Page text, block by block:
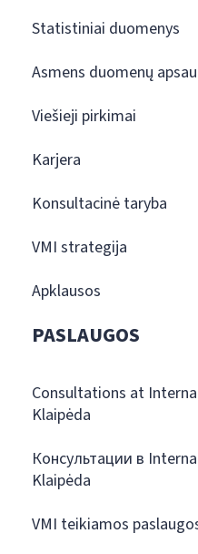
Statistiniai duomenys
Asmens duomenų
Viešieji pirkimai
Karjera
Konsultacinė taryba
VMI strategija
Apklausos
PASLAUGOS
Consultations at
Klaipėda
Консультации в
Klaipėda
VMI teikiamos